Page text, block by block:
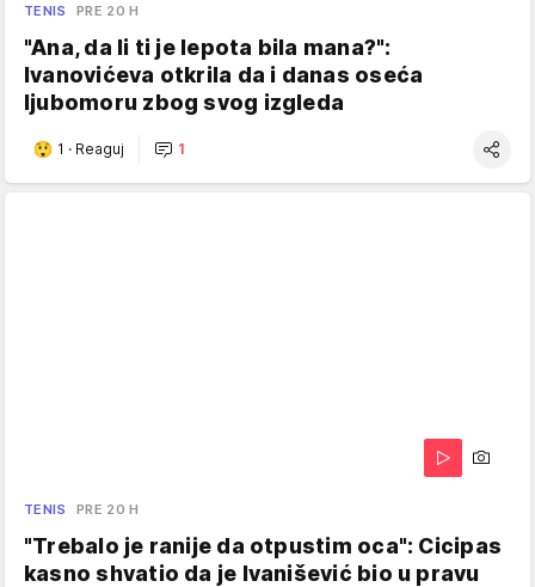
TENIS PRE 20 H
"Ana, da li ti je lepota bila mana?":
Ivanovićeva otkrila da i danas oseća
ljubomoru zbog svog izgleda
1 · Reaguj 1
TENIS PRE 20 H
"Trebalo je ranije da otpustim oca": Cicipas
kasno shvatio da je Ivanišević bio u pravu